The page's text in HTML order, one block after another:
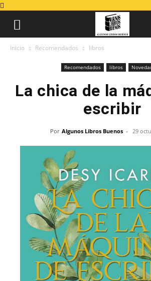
Inicio Recomendados libros
Recomendados libros
La chica de la
escribir
Por Algunos Libros Buenos - 29